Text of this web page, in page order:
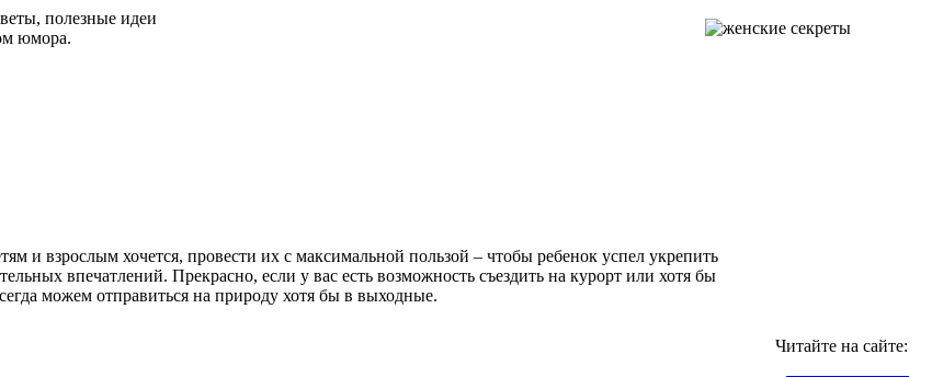
полезные идеи
юмора.
и взрослым хочется, провести их с максимальной пользой – чтобы ребенок успел укрепить
впечатлений. Прекрасно, если у вас есть возможность съездить на курорт или хотя бы
можем отправиться на природу хотя бы в выходные.
Читайте на сайте: